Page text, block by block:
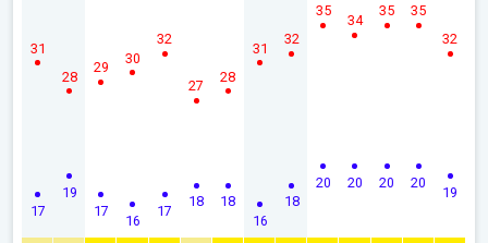
17
31
19
28
17
29
16
30
17
32
18
27
18
28
16
31
18
32
20
35
20
34
20
35
20
35
19
32